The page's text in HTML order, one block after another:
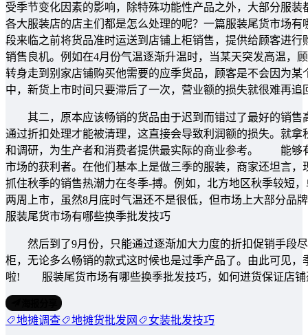
受季节变化因素的影响，除特殊功能性产品之外，大部分服
各大服装店的店主们都是怎么处理的呢？一篇服装尾货市
段来临之前将货品准时运送到店铺上柜销售，提供给顾客进
销售良机。例如在4月份气温逐渐升温时，当某天突发高温，
转身走到别家店铺购买他需要的应季货品，顾客是不会因为
中，新货上市时间只要滞后了一次，营业额的损失就很难再
其二，原本应该畅销的货品由于迟到而错过了最好的销售
通过折扣处理才能被清理，这直接会导致利润额的损失。就
和调研，为生产者和消费者提供最实际的商业参考。 能够
市场的获利者。在他们基本上是做三季的服装，商家还坦言
抓住秋季的销售热潮力在冬季-搏。例如，北方地区秋季较短
两周上市，虽然8月底时气温还不是很低，但市场上大部分品
服装尾货市场有哪些换季批发技巧
然后到了9月份，只能通过逐渐加大力度的折扣促销手段
柜，无论多么畅销的款式这时候也是过季产品了。由此可见
啦! 服装尾货市场有哪些换季批发技巧，如何进货保证店铺
地摊调查 地摊货批发网 女装批发技巧